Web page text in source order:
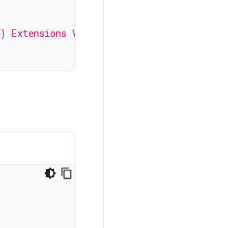
Version 2, such as Photo